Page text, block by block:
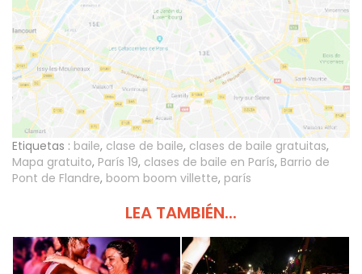
Etiquetas : baile, clase de baile, clases de baile gratuitas,
Mapa gratuito, París 19, clases de baile en París, Barrio de
Pont de Flandre, boom boom villette, parís
LEA TAMBIÉN...